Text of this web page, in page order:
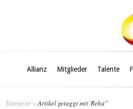
Allianz Mitglieder Talente
Startseite »Artikel getaggt mit"Reha"